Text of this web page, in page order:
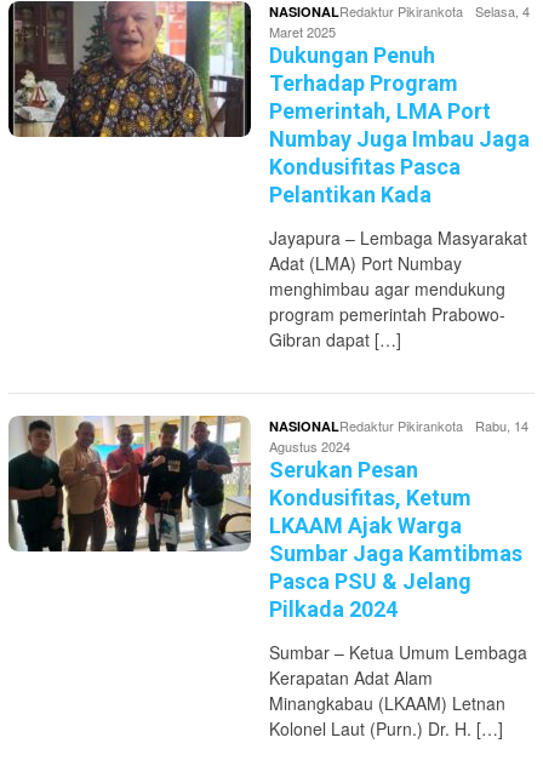
NASIONALRedaktur Pikirankota
Selasa, 4
Maret 2025
Dukungan Penuh
Terhadap Program
Pemerintah, LMA Port
Numbay Juga Imbau Jaga
Kondusifitas Pasca
Pelantikan Kada
Jayapura – Lembaga Masyarakat
Adat (LMA) Port Numbay
menghimbau agar mendukung
program pemerintah Prabowo-
Gibran dapat […]
NASIONALRedaktur Pikirankota
Rabu, 14
Agustus 2024
Serukan Pesan
Kondusifitas, Ketum
LKAAM Ajak Warga
Sumbar Jaga Kamtibmas
Pasca PSU & Jelang
Pilkada 2024
Sumbar – Ketua Umum Lembaga
Kerapatan Adat Alam
Minangkabau (LKAAM) Letnan
Kolonel Laut (Purn.) Dr. H. […]